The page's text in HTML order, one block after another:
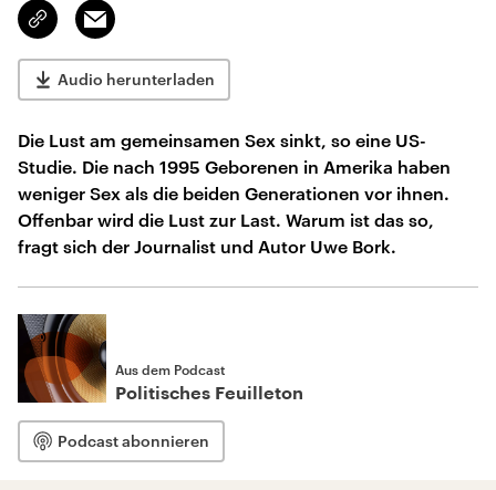
Link
kopieren/teilen
Email
Audio herunterladen
Die Lust am gemeinsamen Sex sinkt, so eine US-
Studie. Die nach 1995 Geborenen in Amerika haben
weniger Sex als die beiden Generationen vor ihnen.
Offenbar wird die Lust zur Last. Warum ist das so,
fragt sich der Journalist und Autor Uwe Bork.
Aus dem Podcast
Politisches Feuilleton
Podcast abonnieren